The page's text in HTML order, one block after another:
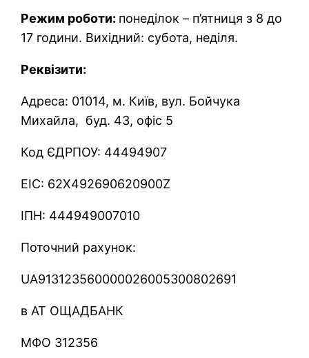
Режим роботи: понеділок – п’ятниця з 8 до
17 години. Вихідний: субота, неділя.
Реквізити:
Адреса: 01014, м. Київ, вул. Бойчука
Михайла, буд. 43, офіс 5
Код ЄДРПОУ: 44494907
EIC: 62X492690620900Z
ІПН: 444949007010
Поточний рахунок:
UA913123560000026005300802691
в АТ ОЩАДБАНК
МФО 312356